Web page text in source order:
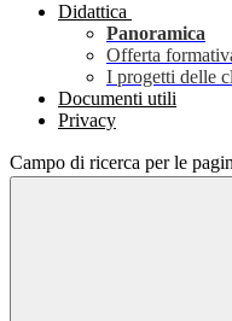
Didattica
Panoramica
Offerta
I progetti delle
Documenti utili
Privacy
Campo di ricerca per le